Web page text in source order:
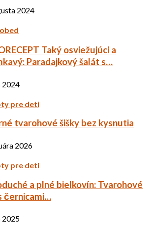
2024
Taký osviežujúci a
Paradajkový šalát s…
2024
pre deti
tvarohové šišky bez kysnutia
2026
pre deti
a plné bielkovín: Tvarohové
černicami…
2025